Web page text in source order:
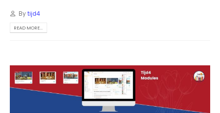
Bytijd4
READ MORE...